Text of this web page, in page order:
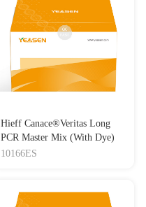
Hieff Canace®Veritas Long
PCR Master Mix (With Dye)
10166ES